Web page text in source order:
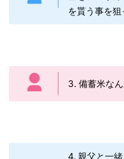
を貰う事を
3. 備蓄米なん
4. 親父と一